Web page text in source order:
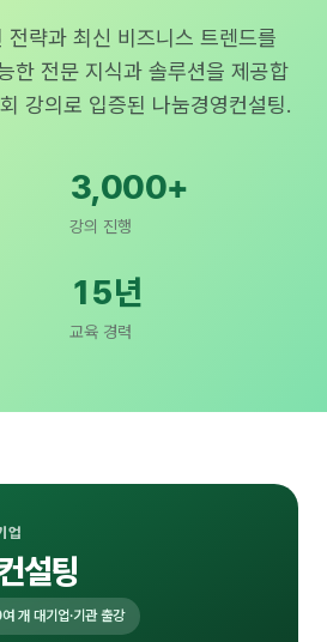
전략과 최신 비즈니스 트렌드를
한 전문 지식과 솔루션을 제공합
강의로 입증된 나눔경영컨설팅.
3,000+
강의 진행
15년
교육 경력
업
설팅
개 대기업·기관 출강